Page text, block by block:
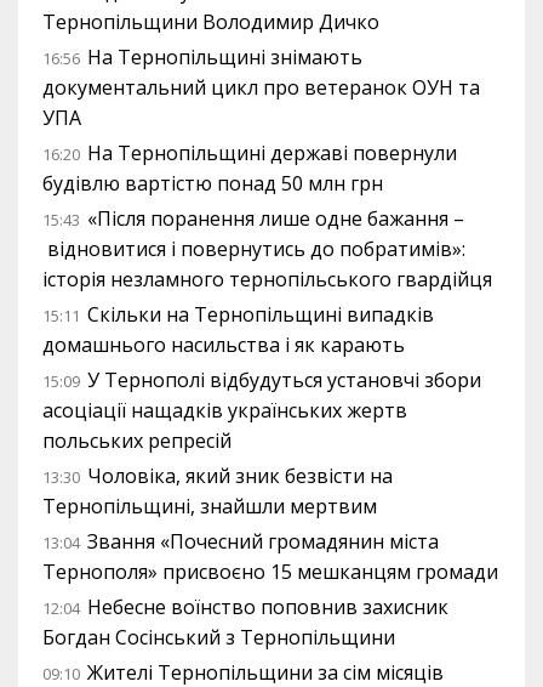
Тернопільщини Володимир Дичко
16:56 На Тернопільщині знімають
документальний цикл про ветеранок ОУН та
УПА
16:20 На Тернопільщині державі повернули
будівлю вартістю понад 50 млн грн
15:43 «Після поранення лише одне бажання –
відновитися і повернутись до побратимів»:
історія незламного тернопільського гвардійця
15:11 Скільки на Тернопільщині випадків
домашнього насильства і як карають
15:09 У Тернополі відбудуться установчі збори
асоціації нащадків українських жертв
польських репресій
13:30 Чоловіка, який зник безвісти на
Тернопільщині, знайшли мертвим
13:04 Звання «Почесний громадянин міста
Тернополя» присвоєно 15 мешканцям громади
12:04 Небесне воїнство поповнив захисник
Богдан Сосінський з Тернопільщини
09:10 Жителі Тернопільщини за сім місяців